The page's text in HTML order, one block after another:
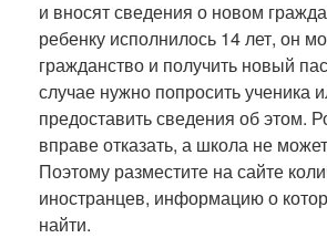
и вносят сведения о новом
ребенку исполнилось 14 лет, он
гражданство и получить новый
случае нужно попросить ученика
предоставить сведения об этом.
вправе отказать, а школа не
Поэтому разместите на сайте
иностранцев, информацию о
найти.